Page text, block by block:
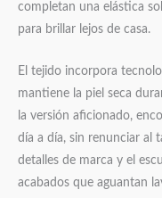
completan una elástica
para brillar lejos de casa.
El tejido incorpora
mantiene la piel seca
la versión aficionado,
día a día, sin renunciar al
detalles de marca y el
acabados que aguantan